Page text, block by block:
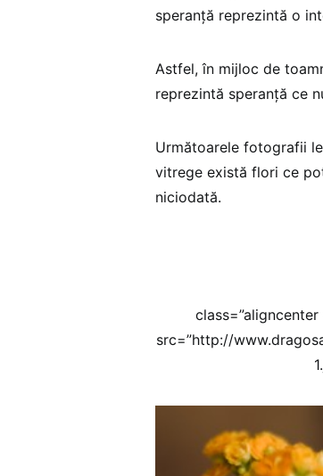
speranţă reprezintă o
Astfel, în mijloc de
reprezintă speranţă ce
Următoarele fotografii
vitrege există flori ce
niciodată.
src=”http://